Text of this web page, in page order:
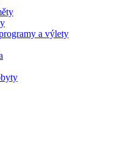
a výlety